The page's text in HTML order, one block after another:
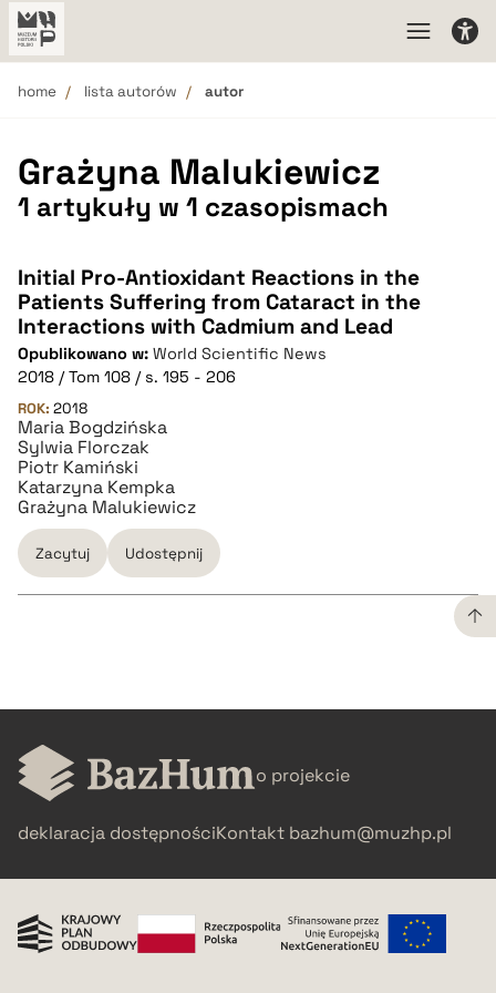
home lista autorów autor
Grażyna Malukiewicz
1 artykuły w 1 czasopismach
Initial Pro-Antioxidant Reactions in the
Patients Suffering from Cataract in the
Interactions with Cadmium and Lead
Opublikowano w: World Scientific News
2018 / Tom 108 / s. 195 - 206
ROK: 2018
Maria Bogdzińska
Sylwia Florczak
Piotr Kamiński
Katarzyna Kempka
Grażyna Malukiewicz
Zacytuj Udostępnij
BIBTEX
o projekcie
deklaracja dostępnościKontakt bazhum@muzhp.pl